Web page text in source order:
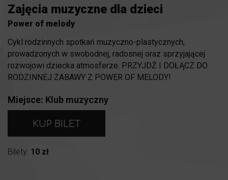
Zajęcia muzyczne dla dzieci
Power of melody
Cykl rodzinnych spotkań muzyczno-plastycznych,
prowadzonych w swobodnej, radosnej oraz sprzyjającej
rozwojowi dziecka atmosferze. PRZYJDŹ I DOŁĄCZ DO
RODZINNEJ ZABAWY Z POWER OF MELODY!
Miejsce: Klub muzyczny
KUP BILET
Bilety: 10 zł